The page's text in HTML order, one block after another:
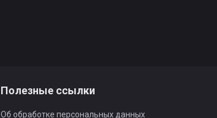
Полезные ссылки
Об обработке персональных данных